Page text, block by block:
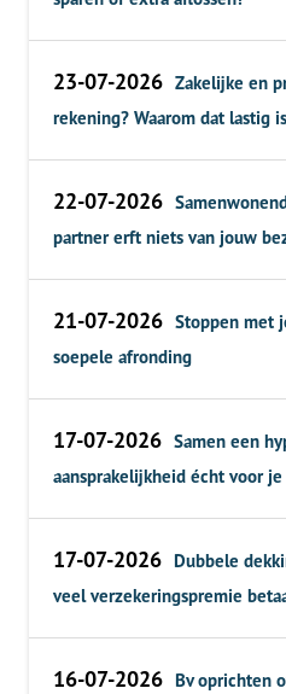
23-07-2026 Zakelijke en
rekening? Waarom dat lastig is
22-07-2026
partner erft niets van jouw
21-07-2026 Stoppen met
soepele afronding
17-07-2026 Samen een
aansprakelijkheid écht voor
17-07-2026 Dubbele
veel verzekeringspremie
16-07-2026 Bv oprichten